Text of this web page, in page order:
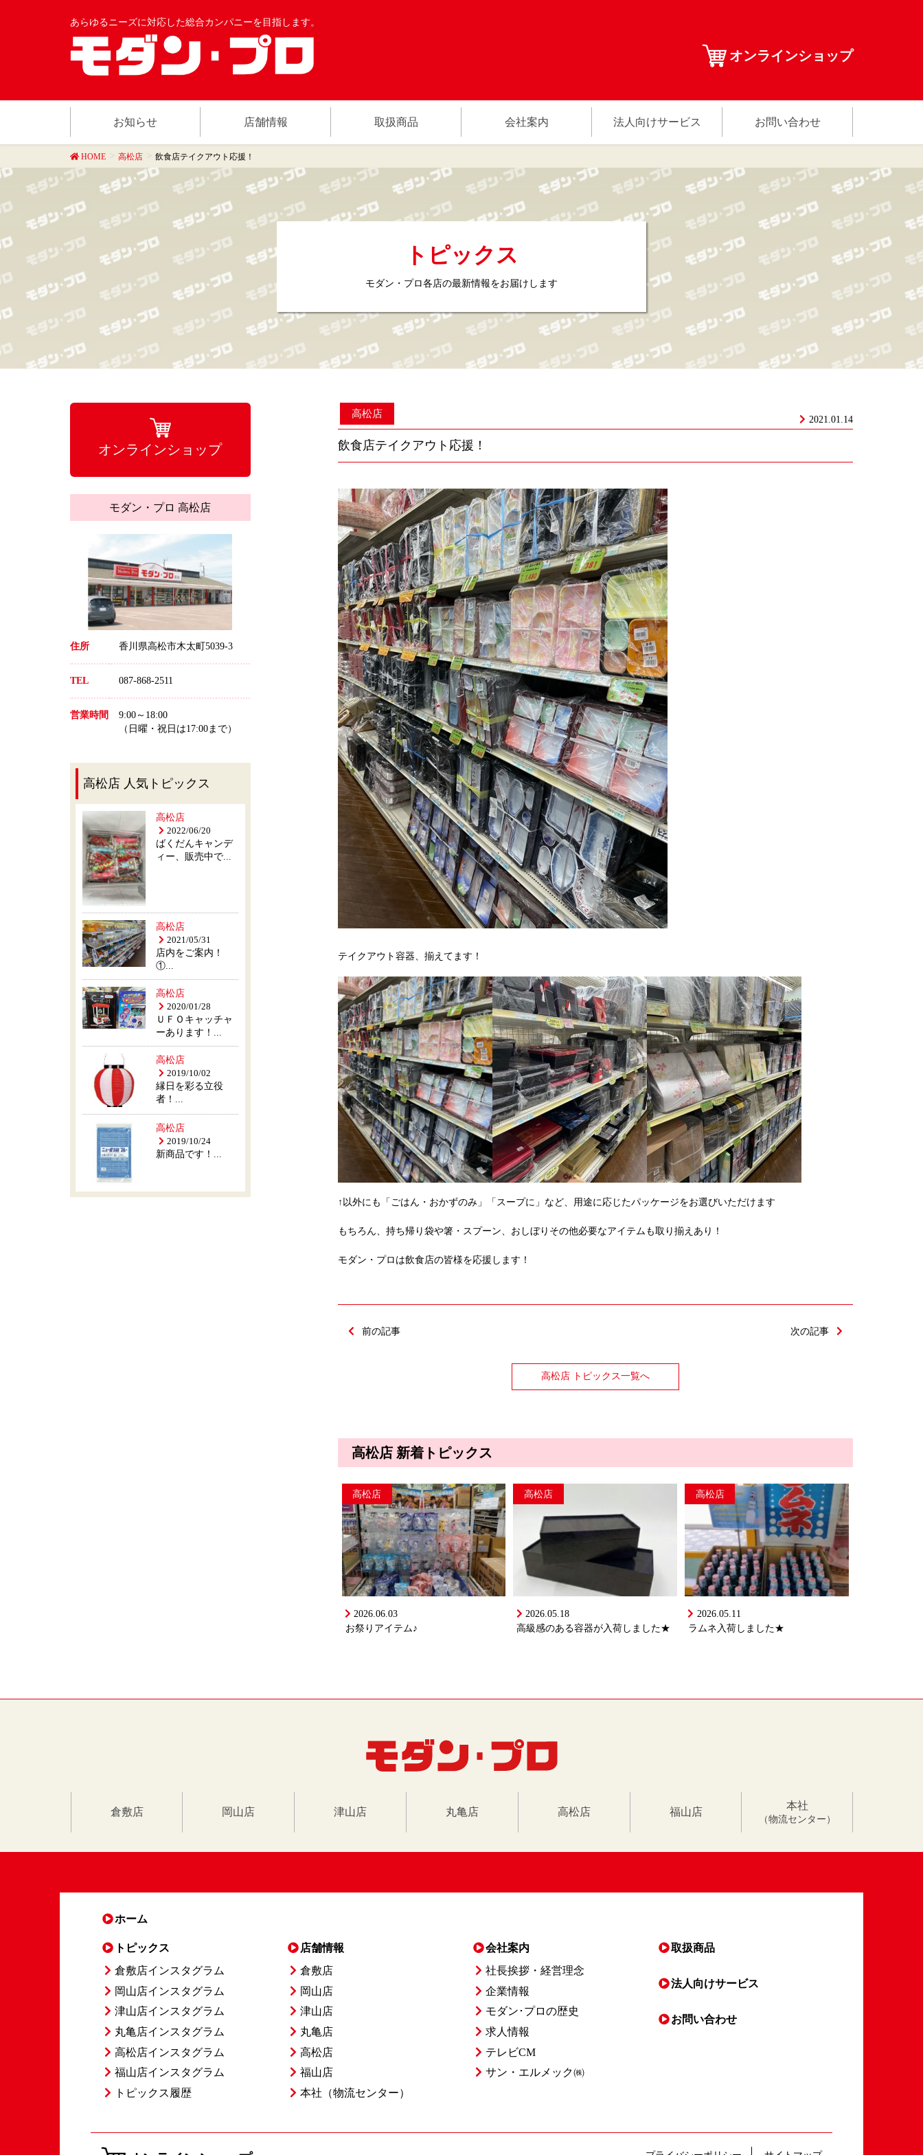
あらゆるニーズに対応した総合カンパニーを目指します。
オンラインショップ
お知らせ 店舗情報 取扱商品 会社案内 法人向けサービス お問い合わせ
HOME 高松店 飲食店テイクアウト応援！
トピックス
モダン・プロ各店の最新情報をお届けします
2021.01.14
高松店
飲食店テイクアウト応援！
テイクアウト容器、揃えてます！
↑以外にも「ごはん・おかずのみ」「スープに」など、用途に応じたパッケージをお選びいただけます
もちろん、持ち帰り袋や箸・スプーン、おしぼりその他必要なアイテムも取り揃えあり！
モダン・プロは飲食店の皆様を応援します！
前の記事 次の記事
高松店 トピックス一覧へ
高松店 新着トピックス
高松店
2026.06.03
お祭りアイテム♪
高松店
2026.05.18
高級感のある容器が入荷しました★
高松店
2026.05.11
ラムネ入荷しました★
オンラインショップ
モダン・プロ 高松店
住所 香川県高松市木太町5039-3
TEL 087-868-2511
営業時間
9:00～18:00
（日曜・祝日は17:00まで）
高松店 人気トピックス
高松店
2022/06/20
ばくだんキャンデ
ィー、販売中で...
高松店
2021/05/31
店内をご案内！
①...
高松店
2020/01/28
ＵＦＯキャッチャ
ーあります！...
高松店
2019/10/02
縁日を彩る立役
者！...
高松店
2019/10/24
新商品です！...
倉敷店 岡山店 津山店 丸亀店 高松店 福山店
本社
（物流センター）
ホーム
トピックス
倉敷店インスタグラム
岡山店インスタグラム
津山店インスタグラム
丸亀店インスタグラム
高松店インスタグラム
福山店インスタグラム
トピックス履歴
店舗情報
倉敷店
岡山店
津山店
丸亀店
高松店
福山店
本社 （物流センター）
会社案内
社長挨拶・経営理念
企業情報
モダン･プロの歴史
求人情報
テレビCM
サン・エルメック㈱
取扱商品
法人向けサービス
お問い合わせ